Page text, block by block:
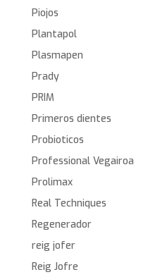
Piojos
Plantapol
Plasmapen
Prady
PRIM
Primeros dientes
Probioticos
Professional Vegairoa
Prolimax
Real Techniques
Regenerador
reig jofer
Reig Jofre